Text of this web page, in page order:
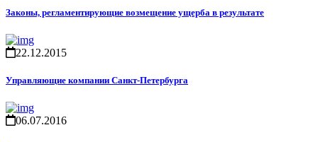
Законы, регламентирующие возмещение ущерба в результате
22.12.2015
Управляющие компании Санкт-Петербурга
06.07.2016